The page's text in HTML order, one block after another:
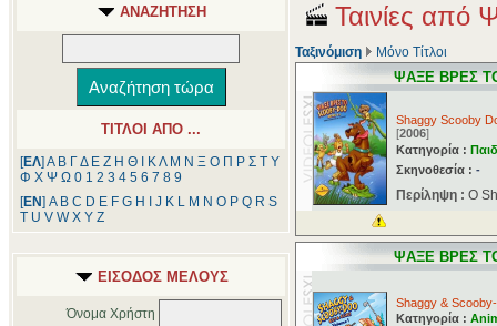
ΑΝΑΖΗΤΗΣΗ
ΤΙΤΛΟΙ ΑΠΟ ...
[ΕΛ] Α Β ΓΔ Ε Ζ Η Θ ΚΛ Μ Ν Ξ Ο Π Ρ Σ Τ Υ
Φ Χ Ψ Ω 0 1 2 3 4 5 6 7 8 9
[ΕΝ] A B C D E F G H J K L M N O P Q R S
T U V W X Y Z
ΕΙΣΟΔΟΣ ΜΕΛΟΥΣ
Όνομα Χρήστη
Ταινίες από
Ταξινόμιση Μόνο Τίτλοι
ΨΑΞΕ ΒΡΕΣ
Shaggy Scooby
[2006]
Κατηγορία :
Σκηνοθεσία : -
Περίληψη : Ο
ΨΑΞΕ ΒΡΕΣ
Shaggy &
Κατηγορία :